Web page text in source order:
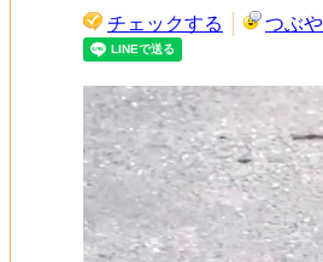
チェックする つぶや